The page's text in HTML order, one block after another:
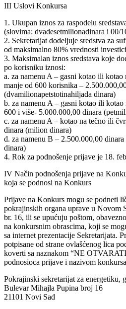
III Uslovi Konkursa
1. Ukupan iznos za raspodelu
(slovima: dvadesetmilionadinara i 00/
2. Sekretarijat dodeljuje sredstva za
od maksimalno 80% vrednosti
3. Maksimalan iznos sredstava koje
po korisniku iznosi:
a. za namenu A – gasni kotao ili kotao
manje od 600 korisnika –
(dvamilionapetstotinahiljada dinara)
b. za namenu A – gasni kotao ili kotao
600 i više- 5.000.000,00 dinara
c. za namenu A – kotao na tečno ili
dinara (milion dinara)
d. za namenu B – 2.500.000,00
dinara)
4. Rok za podnošenje prijave je 18.
IV Način podnošenja prijave na
koja se podnosi na Konkurs
Prijave na Konkurs mogu se podneti
pokrajinskih organa uprave u Novom
br. 16, ili se upućuju poštom,
na konkursnim obrascima, koji se
sa internet prezentacije Sekretarijata.
potpisane od strane ovlašćenog lica
koverti sa naznakom “NE
podnosioca prijave i nazivom
Pokrajinski sekretarijat za energetiku,
Bulevar Mihajla Pupina broj 16
21101 Novi Sad